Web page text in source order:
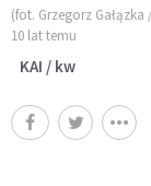
(fot. Grzegorz
10 lat temu
KAI / kw